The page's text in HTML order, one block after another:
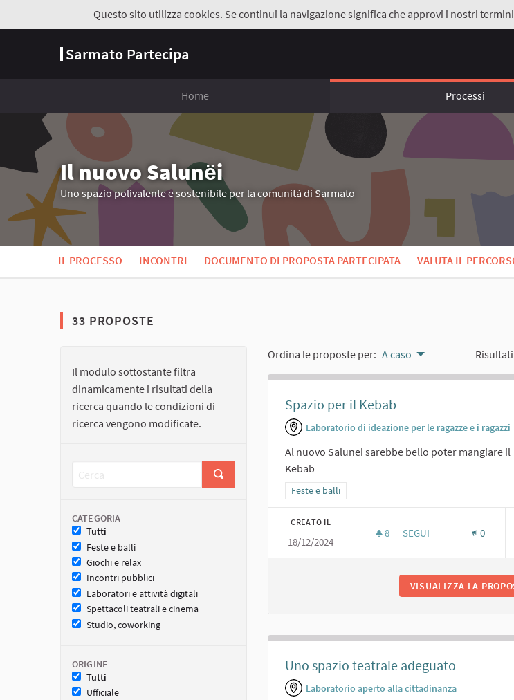
Questo sito utilizza cookies. Se continui la navigazione significa che approvi i nostri
Sarmato Partecipa
Home Processi
Il nuovo Salunёi
Uno spazio polivalente e sostenibile per la comunità di Sarmato
IL PROCESSO INCONTRI DOCUMENTO DI PROPOSTA PARTECIPATA VALUTA IL
33 PROPOSTE
Il modulo sottostante filtra
dinamicamente i risultati della
ricerca quando le condizioni di
ricerca vengono modificate.
CATEGORIA
Tutti
Feste e balli
Giochi e relax
Incontri pubblici
Laboratori e attività digitali
Spettacoli teatrali e cinema
Studio, coworking
ORIGINE
Tutti
Ufficiale
Ordina le proposte per: A caso
Spazio per il Kebab
Laboratorio di ideazione per le ragazze e i ragazzi
Al nuovo Salunei sarebbe bello poter mangiare il
Kebab
Filtra i risultati per categoria: Feste e balli
Feste e balli
CREATO IL
18/12/2024
8 8 SOSTENITORI
SEGUI 0
VISUALIZZA LA
Uno spazio teatrale adeguato
Laboratorio aperto alla cittadinanza